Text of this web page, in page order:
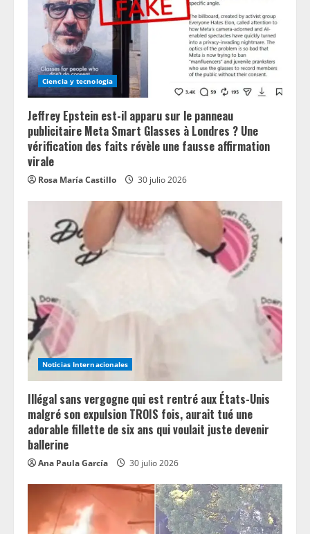
Ciencia y tecnologia
Jeffrey Epstein est-il apparu sur le panneau
publicitaire Meta Smart Glasses à Londres ? Une
vérification des faits révèle une fausse affirmation
virale
Rosa María Castillo 30 julio 2026
Noticias Internacionales
Illégal sans vergogne qui est rentré aux États-Unis
malgré son expulsion TROIS fois, aurait tué une
adorable fillette de six ans qui voulait juste devenir
ballerine
Ana Paula García 30 julio 2026